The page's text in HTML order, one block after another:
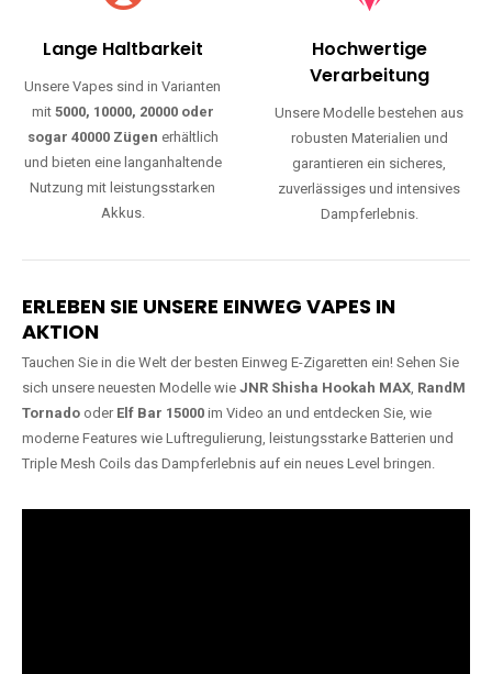
Lange Haltbarkeit
Unsere Vapes sind in Varianten
mit 5000, 10000, 20000 oder
sogar 40000 Zügen erhältlich
und bieten eine langanhaltende
Nutzung mit leistungsstarken
Akkus.
Hochwertige
Verarbeitung
Unsere Modelle bestehen aus
robusten Materialien und
garantieren ein sicheres,
zuverlässiges und intensives
Dampferlebnis.
ERLEBEN SIE UNSERE EINWEG VAPES IN
AKTION
Tauchen Sie in die Welt der besten Einweg E-Zigaretten ein! Sehen Sie
sich unsere neuesten Modelle wie JNR Shisha Hookah MAX, RandM
Tornado oder Elf Bar 15000 im Video an und entdecken Sie, wie
moderne Features wie Luftregulierung, leistungsstarke Batterien und
Triple Mesh Coils das Dampferlebnis auf ein neues Level bringen.